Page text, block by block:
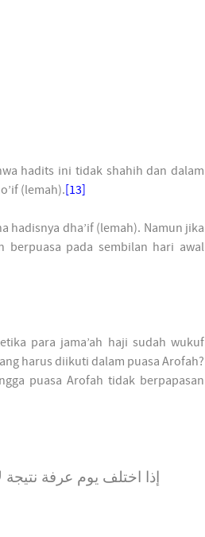
hadits ini tidak shahih dan dalam
(lemah).[13]
hadisnya dha’if (lemah). Namun jika
berpuasa pada sembilan hari awal
para jama’ah haji sudah wukuf
harus diikuti dalam puasa Arofah?
puasa Arofah tidak berpapasan
إذا اختلف يوم عرفة